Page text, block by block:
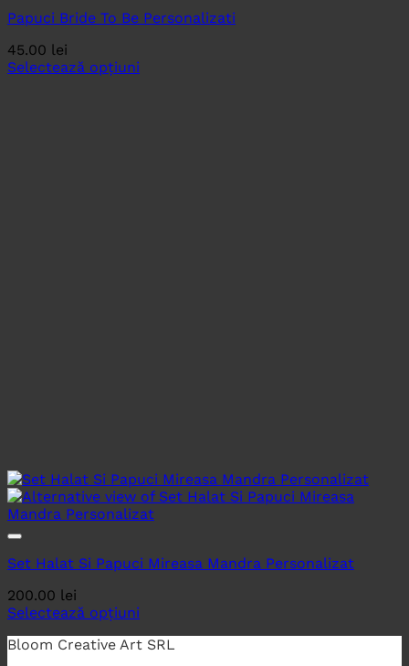
Papuci Bride To Be Personalizati
45.00 lei
Selectează opțiuni
Set Halat Si Papuci Mireasa Mandra Personalizat
200.00 lei
Selectează opțiuni
Bloom Creative Art SRL